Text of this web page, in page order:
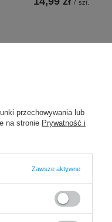
/ szt.
przechowywania lub
na stronie Prywatność i
Zawsze aktywne